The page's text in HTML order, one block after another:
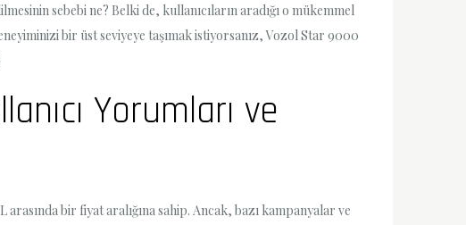
sebebi ne? Belki de, kullanıcıların aradığı o mükemmel
bir üst seviyeye taşımak istiyorsanız, Vozol Star 9000
Yorumları ve
bir fiyat aralığına sahip. Ancak, bazı kampanyalar ve